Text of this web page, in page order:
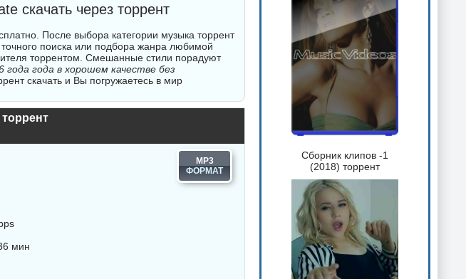
скачать через торрент
После выбора категории музыка торрент
поиска или подбора жанра любимой
торрентом. Смешанные стили порадуют
года года в хорошем качестве без
скачать и Вы погружаетесь в мир
MP3
мин
Сборник клипов -1
(2018) торрент